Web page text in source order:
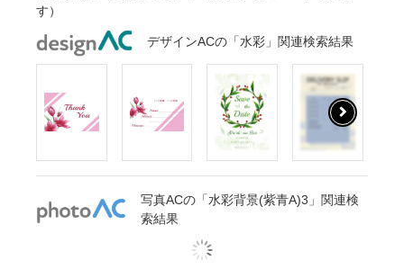
す）
デザインACの「水彩」関連検索結果
写真ACの「水彩背景(紫青A)3」関連検
索結果